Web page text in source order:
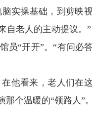
实操基础，到剪映
自老人的主动提议。”
“开开”。“有问必
他看来，老人们在
个温暖的“领路人”。